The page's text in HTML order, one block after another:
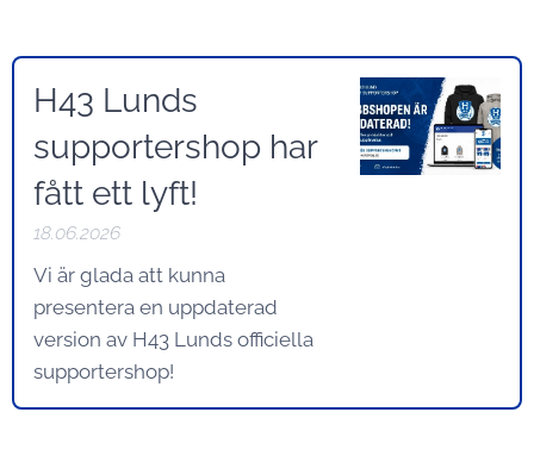
H43 Lunds
supportershop har
fått ett lyft!
18.06.2026
Vi är glada att kunna
presentera en uppdaterad
version av H43 Lunds officiella
supportershop!